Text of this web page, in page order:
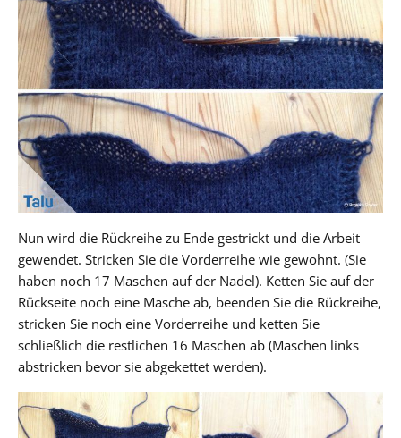
Nun wird die Rückreihe zu Ende gestrickt und die Arbeit
gewendet. Stricken Sie die Vorderreihe wie gewohnt. (Sie
haben noch 17 Maschen auf der Nadel). Ketten Sie auf der
Rückseite noch eine Masche ab, beenden Sie die Rückreihe,
stricken Sie noch eine Vorderreihe und ketten Sie
schließlich die restlichen 16 Maschen ab (Maschen links
abstricken bevor sie abgekettet werden).